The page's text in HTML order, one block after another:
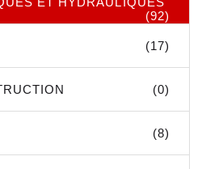
(92)
(17)
(0)
(8)